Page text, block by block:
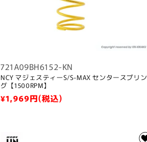
721A09BH6152-KN
NCY マジェスティーS/S-MAX センタースプリン
グ【1500RPM】
通
格
¥1,969円(税込)